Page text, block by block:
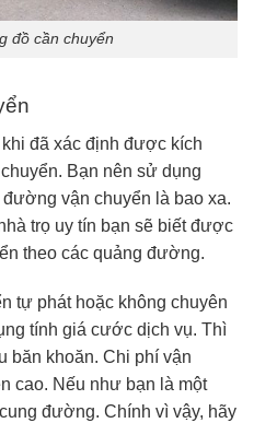
đồ cần chuyển
đã xác định được kích
Bạn nên sử dụng
vận chuyển là bao xa.
trọ uy tín bạn sẽ biết được
theo các quảng đường.
tự phát hoặc không chuyên
tính giá cước dịch vụ. Thì
băn khoăn. Chi phí vận
cao. Nếu như bạn là một
đường. Chính vì vậy, hãy